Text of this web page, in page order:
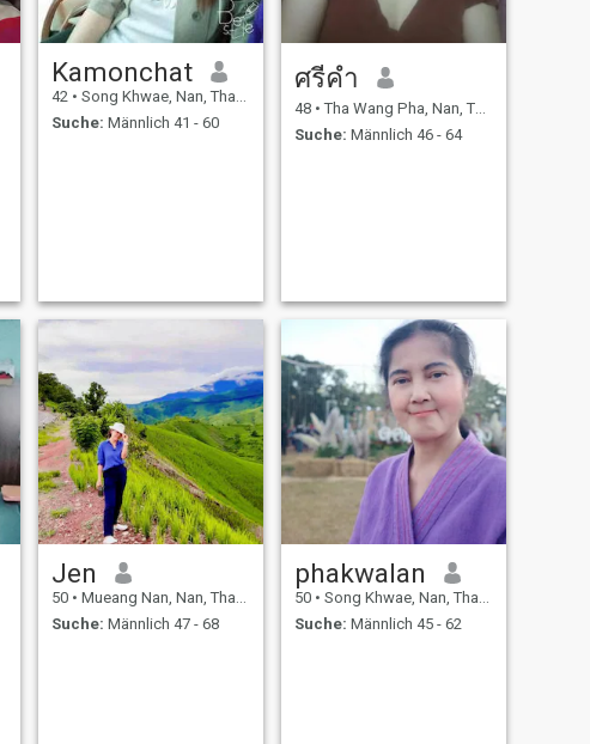
Kamonchat
42 • Song Khwae, Nan, Thailand
Suche: Männlich 41 - 60
ศรีคํา
48 • Tha Wang Pha, Nan, Thailand
Suche: Männlich 46 - 64
Jen
50 • Mueang Nan, Nan, Thailand
Suche: Männlich 47 - 68
phakwalan
50 • Song Khwae, Nan, Thailand
Suche: Männlich 45 - 62